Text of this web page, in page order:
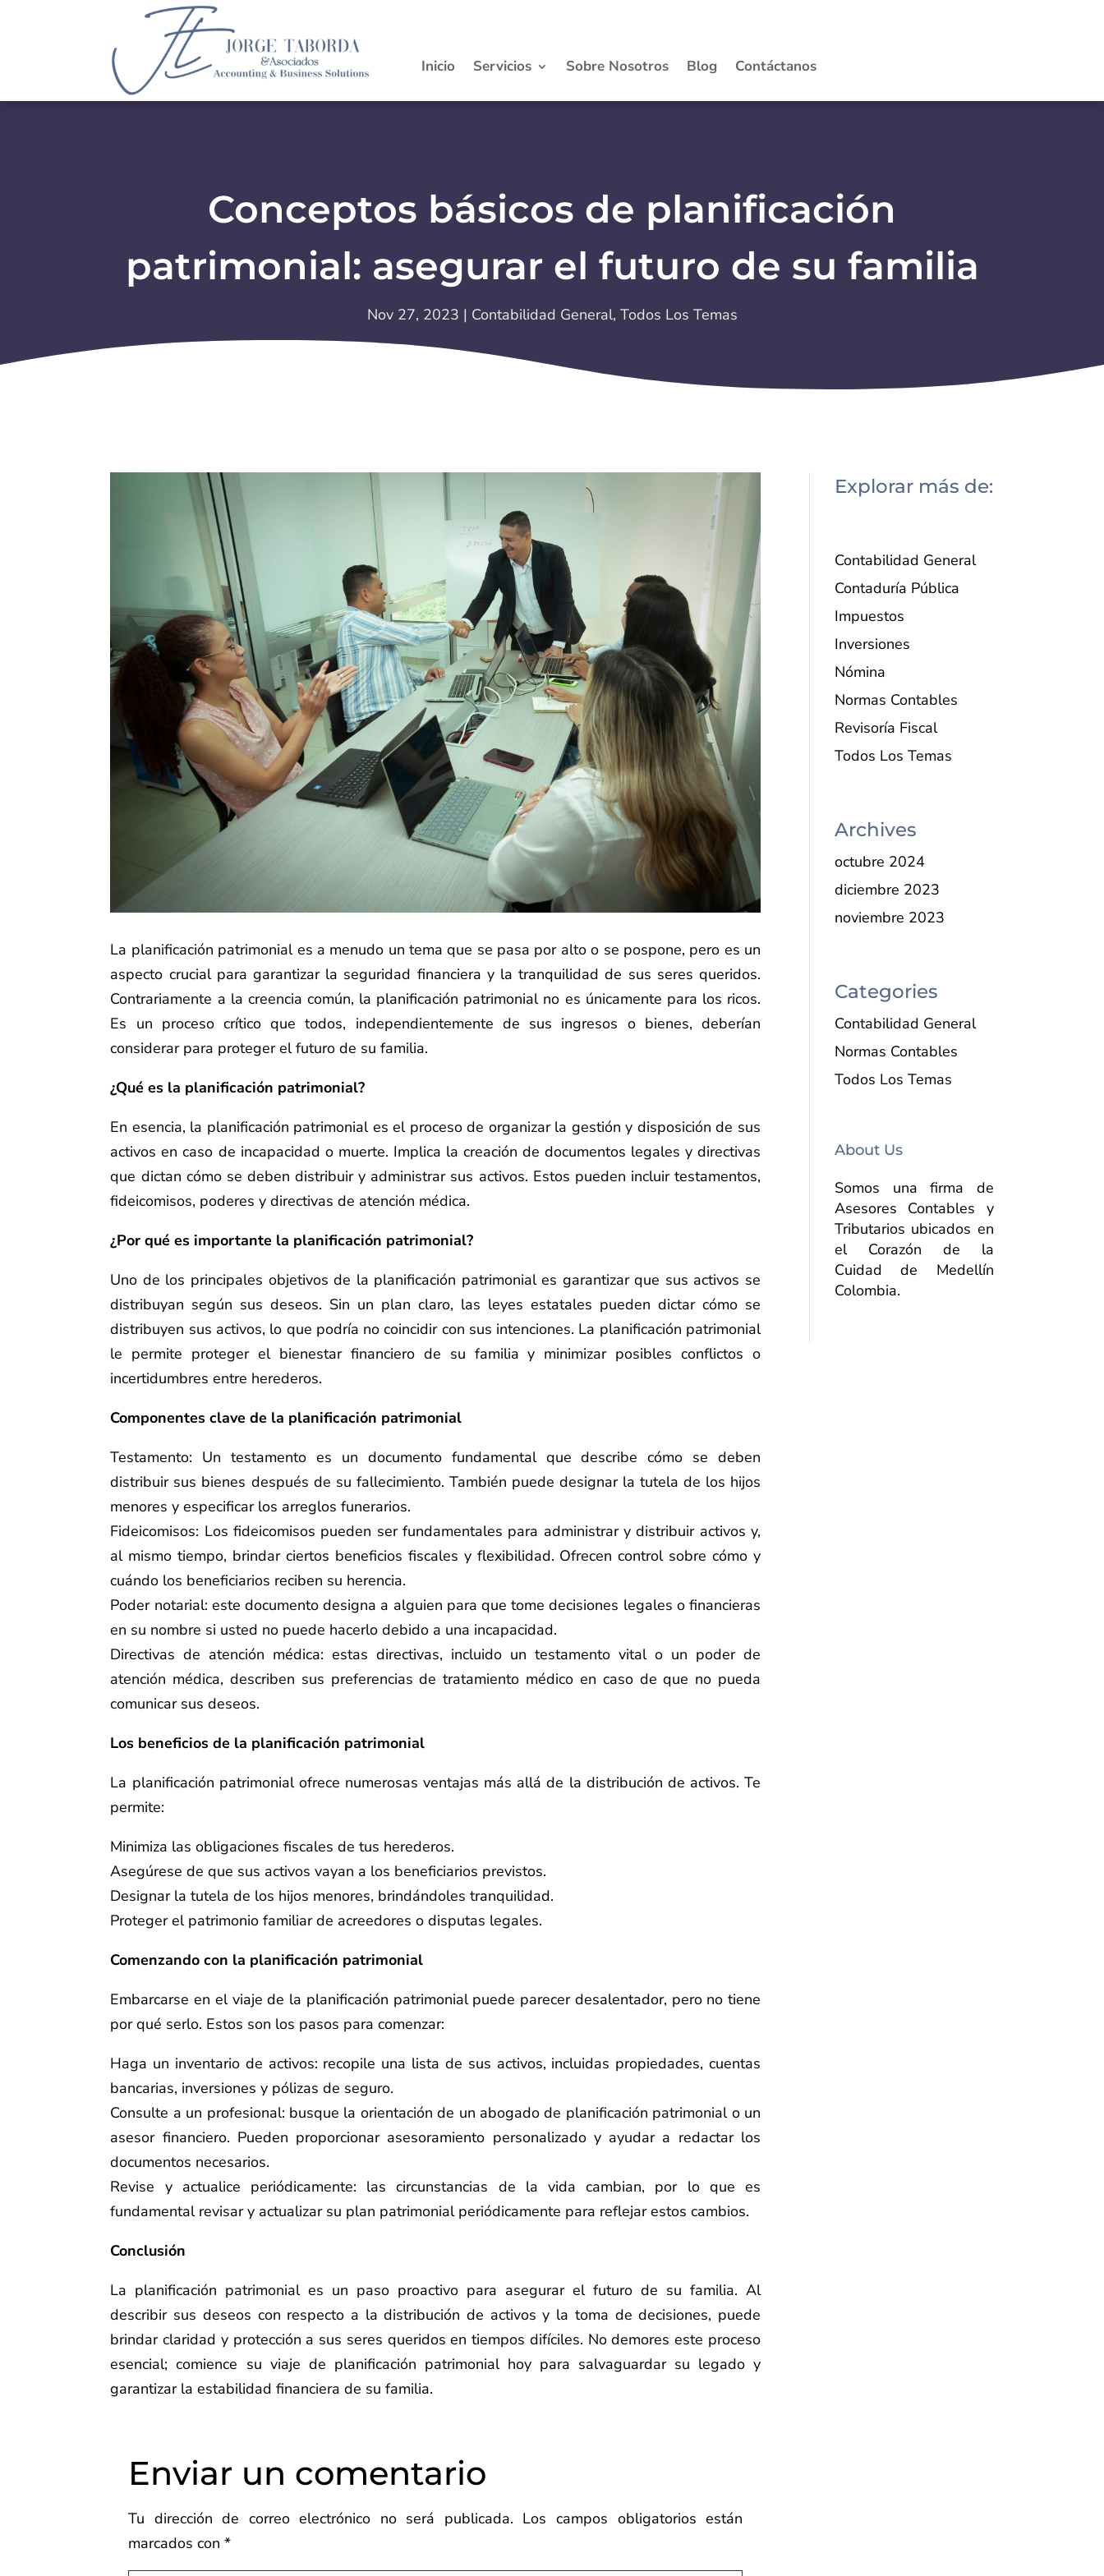
Inicio Servicios Sobre Nosotros Blog Contáctanos
Conceptos básicos de planificación
patrimonial: asegurar el futuro de su familia
Nov 27, 2023 | Contabilidad General, Todos Los Temas
La planificación patrimonial es a menudo un tema que se pasa por alto o se pospone, pero es un
aspecto crucial para garantizar la seguridad financiera y la tranquilidad de sus seres queridos.
Contrariamente a la creencia común, la planificación patrimonial no es únicamente para los ricos.
Es un proceso crítico que todos, independientemente de sus ingresos o bienes, deberían
considerar para proteger el futuro de su familia.
¿Qué es la planificación patrimonial?
En esencia, la planificación patrimonial es el proceso de organizar la gestión y disposición de sus
activos en caso de incapacidad o muerte. Implica la creación de documentos legales y directivas
que dictan cómo se deben distribuir y administrar sus activos. Estos pueden incluir testamentos,
fideicomisos, poderes y directivas de atención médica.
¿Por qué es importante la planificación patrimonial?
Uno de los principales objetivos de la planificación patrimonial es garantizar que sus activos se
distribuyan según sus deseos. Sin un plan claro, las leyes estatales pueden dictar cómo se
distribuyen sus activos, lo que podría no coincidir con sus intenciones. La planificación patrimonial
le permite proteger el bienestar financiero de su familia y minimizar posibles conflictos o
incertidumbres entre herederos.
Componentes clave de la planificación patrimonial
Testamento: Un testamento es un documento fundamental que describe cómo se deben
distribuir sus bienes después de su fallecimiento. También puede designar la tutela de los hijos
menores y especificar los arreglos funerarios.
Fideicomisos: Los fideicomisos pueden ser fundamentales para administrar y distribuir activos y,
al mismo tiempo, brindar ciertos beneficios fiscales y flexibilidad. Ofrecen control sobre cómo y
cuándo los beneficiarios reciben su herencia.
Poder notarial: este documento designa a alguien para que tome decisiones legales o financieras
en su nombre si usted no puede hacerlo debido a una incapacidad.
Directivas de atención médica: estas directivas, incluido un testamento vital o un poder de
atención médica, describen sus preferencias de tratamiento médico en caso de que no pueda
comunicar sus deseos.
Los beneficios de la planificación patrimonial
La planificación patrimonial ofrece numerosas ventajas más allá de la distribución de activos. Te
permite:
Minimiza las obligaciones fiscales de tus herederos.
Asegúrese de que sus activos vayan a los beneficiarios previstos.
Designar la tutela de los hijos menores, brindándoles tranquilidad.
Proteger el patrimonio familiar de acreedores o disputas legales.
Comenzando con la planificación patrimonial
Embarcarse en el viaje de la planificación patrimonial puede parecer desalentador, pero no tiene
por qué serlo. Estos son los pasos para comenzar:
Haga un inventario de activos: recopile una lista de sus activos, incluidas propiedades, cuentas
bancarias, inversiones y pólizas de seguro.
Consulte a un profesional: busque la orientación de un abogado de planificación patrimonial o un
asesor financiero. Pueden proporcionar asesoramiento personalizado y ayudar a redactar los
documentos necesarios.
Revise y actualice periódicamente: las circunstancias de la vida cambian, por lo que es
fundamental revisar y actualizar su plan patrimonial periódicamente para reflejar estos cambios.
Conclusión
La planificación patrimonial es un paso proactivo para asegurar el futuro de su familia. Al
describir sus deseos con respecto a la distribución de activos y la toma de decisiones, puede
brindar claridad y protección a sus seres queridos en tiempos difíciles. No demores este proceso
esencial; comience su viaje de planificación patrimonial hoy para salvaguardar su legado y
garantizar la estabilidad financiera de su familia.
Enviar un comentario
Tu dirección de correo electrónico no será publicada. Los campos obligatorios están
marcados con*
Explorar más de:
Contabilidad General
Contaduría Pública
Impuestos
Inversiones
Nómina
Normas Contables
Revisoría Fiscal
Todos Los Temas
Archives
octubre 2024
diciembre 2023
noviembre 2023
Categories
Contabilidad General
Normas Contables
Todos Los Temas
About Us
Somos una firma de
Asesores Contables y
Tributarios ubicados en
el Corazón de la
Cuidad de Medellín
Colombia.